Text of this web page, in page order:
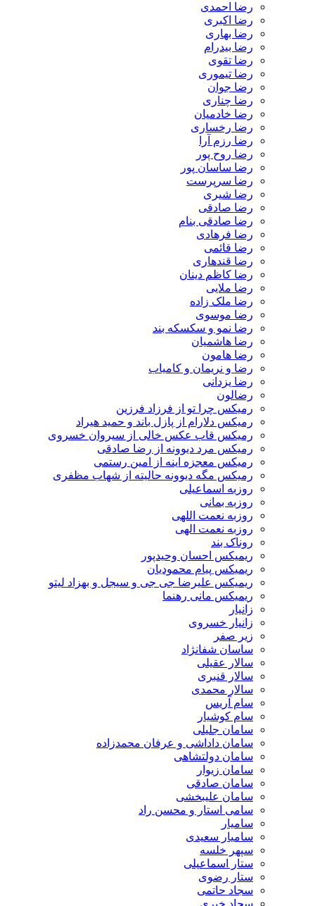
رضا احمدی
رضا اکبری
رضا بهاری
رضا بیدرام
رضا تقوی
رضا تیموری
رضا جوان
رضا چناری
رضا خادمیان
رضا رخساری
رضا رزم آرا
رضا روح پور
رضا ساسان پور
رضا سرپرست
رضا شیری
رضا صادقی
رضا صادقی بنام
رضا فرهادی
رضا قائمی
رضا قندهاری
رضا کاظم دینان
رضا ملایی
رضا ملک زاده
رضا موسوی
رضا نمو و سکسکه بند
رضا هاشمیان
رضا هامون
رضا و نریمان و کامیاب
رضا یزدانی
رضالون
رمیکس چرا تو از فرزاد فرزین
رمیکس دلارام از پازل باند و حمید هیراد
رمیکس قاب عکس خالی از سیروان خسروی
رمیکس مرد دیوونه از رضا صادقی
رمیکس معجزه اینه از امین رستمی
رمیکس مگه دیوونه حالیته از شهاب مظفری
روزبه اسماعیلی
روزبه بمانی
روزبه نعمت اللهی
روزبه نعمت الهی
روناک بند
ریمیکس احسان وحیدپور
ریمیکس پیام محمودیان
ریمیکس علیرضا جی جی و سیجل و بهزاد لیتو
ریمیکس مانی رهنما
زانیار
زانیار خسروی
زیر صفر
ساسان شفانژاد
سالار عقیلی
سالار قنبری
سالار محمدی
سام آریس
سام کوشیار
سامان جلیلی
سامان داداشی و عرفان محمدزاده
سامان دولتشاهی
سامان زیوار
سامان صادقی
سامان علیبخشی
سامی استار و محسن راد
سامیار
سامیار سعیدی
سپهر خلسه
ستار اسماعیلی
ستار رضوی
سجاد حاتمی
سجاد خیری